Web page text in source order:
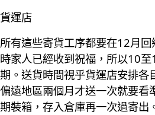
貨運店
所有這些寄貨工序都要在12月
時家人已經收到祝福，所以10
期。送貨時間視乎貨運店安排各
偏遠地區兩個月才送一次就要看
期裝箱，存入倉庫再一次過寄出